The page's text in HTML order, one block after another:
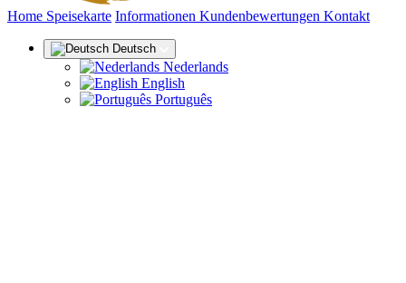
Home (aktuell)
Speisekarte Informationen Kundenbewertungen Kontakt
Deutsch
Nederlands
English
Português